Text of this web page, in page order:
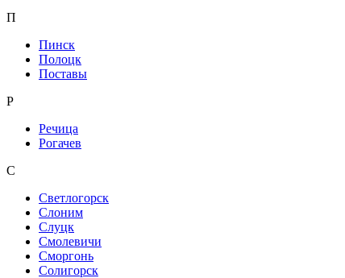
П
Пинск
Полоцк
Поставы
Р
Речица
Рогачев
С
Светлогорск
Слоним
Слуцк
Смолевичи
Сморгонь
Солигорск